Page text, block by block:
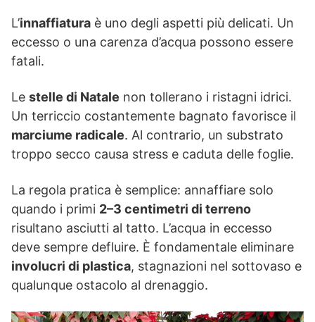
L’innaffiatura è uno degli aspetti più delicati. Un
eccesso o una carenza d’acqua possono essere
fatali.
Le stelle di Natale non tollerano i ristagni idrici.
Un terriccio costantemente bagnato favorisce il
marciume radicale. Al contrario, un substrato
troppo secco causa stress e caduta delle foglie.
La regola pratica è semplice: annaffiare solo
quando i primi 2–3 centimetri di terreno
risultano asciutti al tatto. L’acqua in eccesso
deve sempre defluire. È fondamentale eliminare
involucri di plastica, stagnazioni nel sottovaso e
qualunque ostacolo al drenaggio.